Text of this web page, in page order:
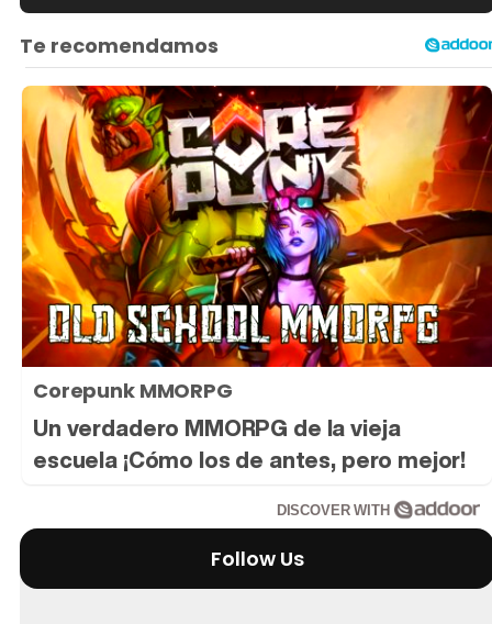
Tráiler 'Vida perra' (2026)
Tráiler Oficial en VOSE 'The Audacity'
Tráiler 'Do Not Enter' (2026)
Corepunk MMORPG
Un verdadero MMORPG de la vieja
escuela ¡Cómo los de antes, pero mejor!
DISCOVER WITH
Follow Us